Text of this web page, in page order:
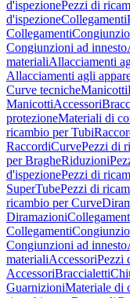
d'ispezionePezzi di
d'ispezioneCollegamenti
Collegamenti
Congiunzioni ad innesto
materialiAllacciamenti
Allacciamenti agli
Curve tecnicheManicotti
ManicottiAccessori
protezioneMateriali di
ricambio per Tubi
RaccordiCurvePezzi di
per BragheRiduzioni
d'ispezionePezzi di
SuperTubePezzi di
ricambio per Curve
Diramazioni
Collegamenti
Congiunzioni ad innesto
materialiAccessoriPezzi
AccessoriBraccialetti
GuarnizioniMateriale di